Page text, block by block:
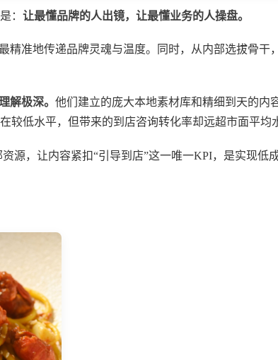
： 让最懂品牌的人出镜，让最懂业务的人操盘。
准地传递品牌灵魂与温度。同时，从内部选拔骨干
解极深。 他们建立的庞大本地素材库和精细到天的内
低水平，但带来的到店咨询转化率却远超市面平均
源，让内容紧扣“引导到店”这一唯一KPI，是实现低